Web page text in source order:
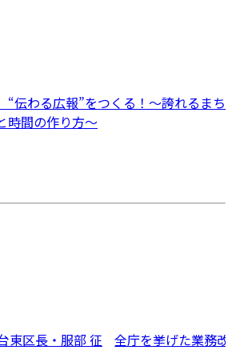
“伝わる広報”をつくる！〜誇れるまち
時間の作り方〜
東区長・服部 征
全庁を挙げた業務